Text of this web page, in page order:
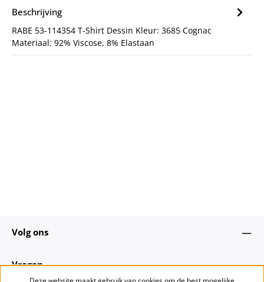
Beschrijving
RABE 53-114354 T-Shirt Dessin Kleur: 3685 Cognac
Materiaal: 92% Viscose, 8% Elastaan
Volg ons
Vragen